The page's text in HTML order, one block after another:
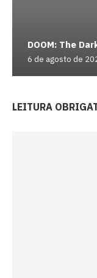
DOOM: The
6 de agosto de
LEITURA